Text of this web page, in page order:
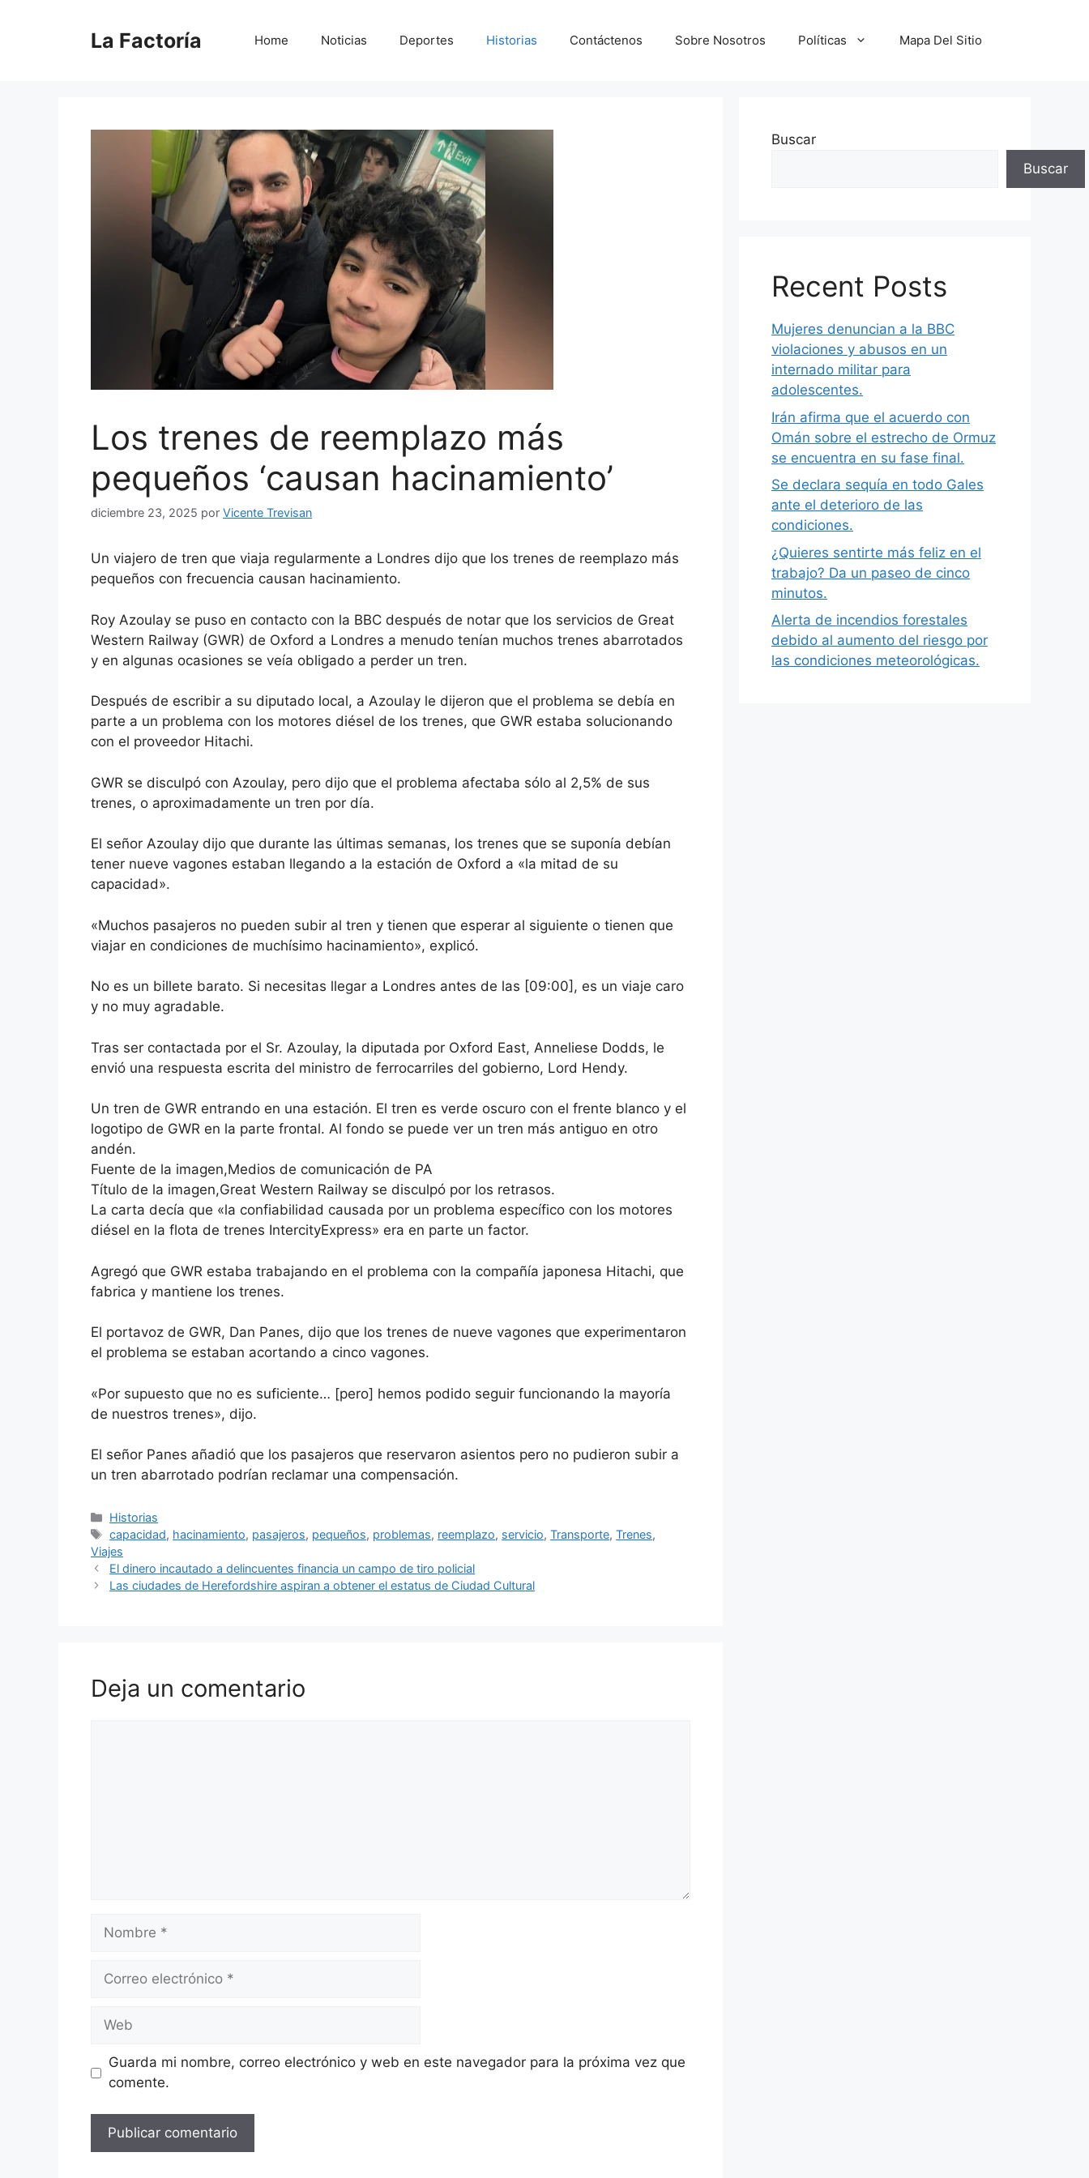
La Factoría Home Noticias Deportes Historias Contáctenos Sobre Nosotros Políticas Mapa Del Sitio
Los trenes de reemplazo más
pequeños ‘causan hacinamiento’
diciembre 23, 2025 por Vicente Trevisan
Un viajero de tren que viaja regularmente a Londres dijo que los trenes de reemplazo más
pequeños con frecuencia causan hacinamiento.
Roy Azoulay se puso en contacto con la BBC después de notar que los servicios de Great
Western Railway (GWR) de Oxford a Londres a menudo tenían muchos trenes abarrotados
y en algunas ocasiones se veía obligado a perder un tren.
Después de escribir a su diputado local, a Azoulay le dijeron que el problema se debía en
parte a un problema con los motores diésel de los trenes, que GWR estaba solucionando
con el proveedor Hitachi.
GWR se disculpó con Azoulay, pero dijo que el problema afectaba sólo al 2,5% de sus
trenes, o aproximadamente un tren por día.
El señor Azoulay dijo que durante las últimas semanas, los trenes que se suponía debían
tener nueve vagones estaban llegando a la estación de Oxford a «la mitad de su
capacidad».
«Muchos pasajeros no pueden subir al tren y tienen que esperar al siguiente o tienen que
viajar en condiciones de muchísimo hacinamiento», explicó.
No es un billete barato. Si necesitas llegar a Londres antes de las [09:00], es un viaje caro
y no muy agradable.
Tras ser contactada por el Sr. Azoulay, la diputada por Oxford East, Anneliese Dodds, le
envió una respuesta escrita del ministro de ferrocarriles del gobierno, Lord Hendy.
Un tren de GWR entrando en una estación. El tren es verde oscuro con el frente blanco y el
logotipo de GWR en la parte frontal. Al fondo se puede ver un tren más antiguo en otro
andén.
Fuente de la imagen,Medios de comunicación de PA
Título de la imagen,Great Western Railway se disculpó por los retrasos.
La carta decía que «la confiabilidad causada por un problema específico con los motores
diésel en la flota de trenes IntercityExpress» era en parte un factor.
Agregó que GWR estaba trabajando en el problema con la compañía japonesa Hitachi, que
fabrica y mantiene los trenes.
El portavoz de GWR, Dan Panes, dijo que los trenes de nueve vagones que experimentaron
el problema se estaban acortando a cinco vagones.
«Por supuesto que no es suficiente… [pero] hemos podido seguir funcionando la mayoría
de nuestros trenes», dijo.
El señor Panes añadió que los pasajeros que reservaron asientos pero no pudieron subir a
un tren abarrotado podrían reclamar una compensación.
Categorías
Historias
Etiquetas
capacidad, hacinamiento, pasajeros, pequeños, problemas, reemplazo, servicio,Transporte,Trenes,
Viajes
El dinero incautado a delincuentes financia un campo de tiro policial
Las ciudades de Herefordshire aspiran a obtener el estatus de Ciudad Cultural
Deja un comentario
Nombre
Correo
Web
Guarda mi nombre, correo electrónico y web en este navegador para la próxima vez que
comente.
Buscar
Buscar
Recent Posts
Mujeres denuncian a la BBC
violaciones y abusos en un
internado militar para
adolescentes.
Irán afirma que el acuerdo con
Omán sobre el estrecho de Ormuz
se encuentra en su fase final.
Se declara sequía en todo Gales
ante el deterioro de las
condiciones.
¿Quieres sentirte más feliz en el
trabajo? Da un paseo de cinco
minutos.
Alerta de incendios forestales
debido al aumento del riesgo por
las condiciones meteorológicas.